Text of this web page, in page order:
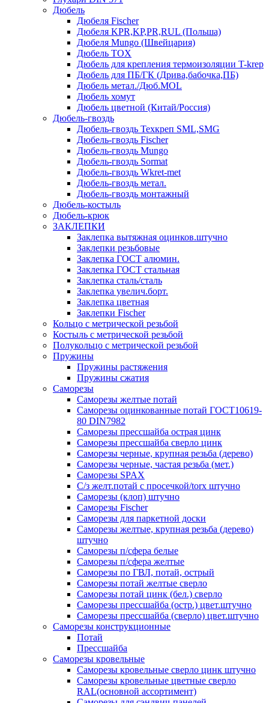
Дюбель
Дюбеля Fischer
Дюбеля KPR,KP,PR,RUL (Польша)
Дюбеля Mungo (Швейцария)
Дюбель TOX
Дюбель для крепления термоизоляции T-krep
Дюбель для ПБ/ГК (Дрива,бабочка,ПБ)
Дюбель метал./Дюб.MOL
Дюбель хомут
Дюбель цветной (Китай/Россия)
Дюбель-гвоздь
Дюбель-гвоздь Техкреп SML,SMG
Дюбель-гвоздь Fischer
Дюбель-гвоздь Mungo
Дюбель-гвоздь Sormat
Дюбель-гвоздь Wkret-met
Дюбель-гвоздь метал.
Дюбель-гвоздь монтажный
Дюбель-костыль
Дюбель-крюк
ЗАКЛЕПКИ
Заклепка вытяжная оцинков.штучно
Заклепки резьбовые
Заклепка ГОСТ алюмин.
Заклепка ГОСТ стальная
Заклепка сталь/сталь
Заклепка увелич.борт.
Заклепка цветная
Заклепки Fischer
Кольцо с метрической резьбой
Костыль с метрической резьбой
Полукольцо с метрической резьбой
Пружины
Пружины растяжения
Пружины сжатия
Саморезы
Саморезы желтые потай
Саморезы оцинкованные потай ГОСТ10619-
80 DIN7982
Саморезы прессшайба острая цинк
Саморезы прессшайба сверло цинк
Саморезы черные, крупная резьба (дерево)
Саморезы черные, частая резьба (мет.)
Cаморезы SPAX
С/з желт.потай с просечкой/torx штучно
Саморезы (клоп) штучно
Саморезы Fischer
Саморезы для паркетной доски
Саморезы желтые, крупная резьба (дерево)
штучно
Саморезы п/сфера белые
Саморезы п/сфера желтые
Саморезы по ГВЛ, потай, острый
Саморезы потай желтые сверло
Саморезы потай цинк (бел.) сверло
Саморезы прессшайба (остр.) цвет.штучно
Саморезы прессшайба (сверло) цвет.штучно
Саморезы конструкционные
Потай
Прессшайба
Саморезы кровельные
Саморезы кровельные сверло цинк штучно
Саморезы кровельные цветные сверло
RAL(основной ассортимент)